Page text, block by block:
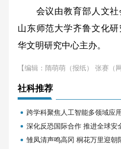
会议由教育部人文社
山东师范大学齐鲁文化
华文明研究中心主办。
【编辑：隋萌萌（报纸） 张赛（
社科推荐
跨学科聚焦人工智能多领域应用
深化反恐国际合作 推进全球安
雏凤清声鸣高冈 桐花万里迎朝